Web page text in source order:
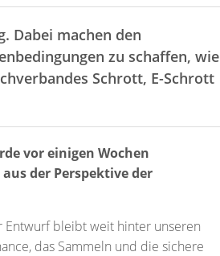
Dabei machen den
zu schaffen, wie
Schrott, E-Schrott
vor einigen Wochen
der Perspektive der
Entwurf bleibt weit hinter unseren
das Sammeln und die sichere